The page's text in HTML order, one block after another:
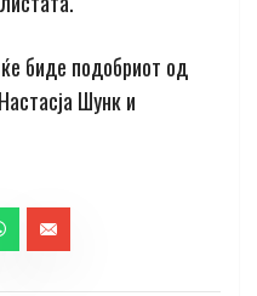
биде подобриот од
Шунк и